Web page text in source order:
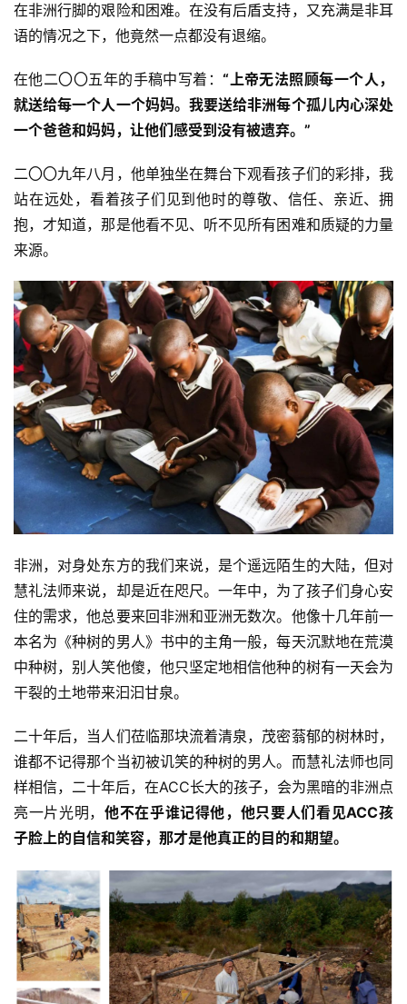
在非洲行脚的艰险和困难。在没有后盾支持，又充满是非耳
语的情况之下，他竟然一点都没有退缩。
在他二〇〇五年的手稿中写着：“上帝无法照顾每一个人，
就送给每一个人一个妈妈。我要送给非洲每个孤儿内心深处
一个爸爸和妈妈，让他们感受到没有被遗弃。”
二〇〇九年八月，他单独坐在舞台下观看孩子们的彩排，我
站在远处，看着孩子们见到他时的尊敬、信任、亲近、拥
抱，才知道，那是他看不见、听不见所有困难和质疑的力量
来源。
非洲，对身处东方的我们来说，是个遥远陌生的大陆，但对
慧礼法师来说，却是近在咫尺。一年中，为了孩子们身心安
住的需求，他总要来回非洲和亚洲无数次。他像十几年前一
本名为《种树的男人》书中的主角一般，每天沉默地在荒漠
中种树，别人笑他傻，他只坚定地相信他种的树有一天会为
干裂的土地带来汩汩甘泉。
二十年后，当人们莅临那块流着清泉，茂密蓊郁的树林时，
谁都不记得那个当初被讥笑的种树的男人。而慧礼法师也同
样相信，二十年后，在ACC长大的孩子，会为黑暗的非洲点
亮一片光明， 他不在乎谁记得他，他只要人们看见ACC孩
子脸上的自信和笑容，那才是他真正的目的和期望。